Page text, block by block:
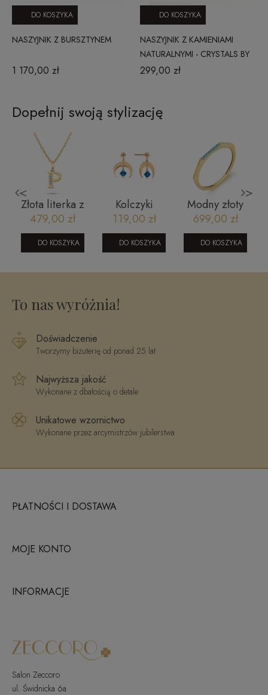
NASZYJNIK Z BURSZTYNEM
1 170,00 zł
DO KOSZYKA
NASZYJNIK Z KAMIENIAMI
NATURALNYMI - CRYSTALS BY
SWAROVSKI, GRANAT, AGAT
299,00 zł
DO KOSZYKA
Dopełnij swoją stylizację
<
Złota literka z
cyrkoniami P
479,00 zł
DO KOSZYKA
Kolczyki
pozłacane
KN51793
119,00 zł
DO KOSZYKA
Modny złoty
pierścionek
0604202322
699,00 zł
DO KOSZYKA
>
To nas wyróżnia!
Doświadczenie
Tworzymy biżuterię od ponad 25 lat
Najwyższa jakość
Wykonane z dbałością o detale
Unikatowe wzornictwo
Wykonane przez arcymistrzów jubilerstwa
PŁATNOŚCI I DOSTAWA
MOJE KONTO
INFORMACJE
Salon Zeccoro
ul. Świdnicka 6a